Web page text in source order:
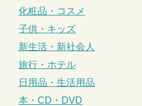
化粧品・コスメ
子供・キッズ
新生活・新社会人
旅行・ホテル
日用品・生活用品
本・CD・DVD